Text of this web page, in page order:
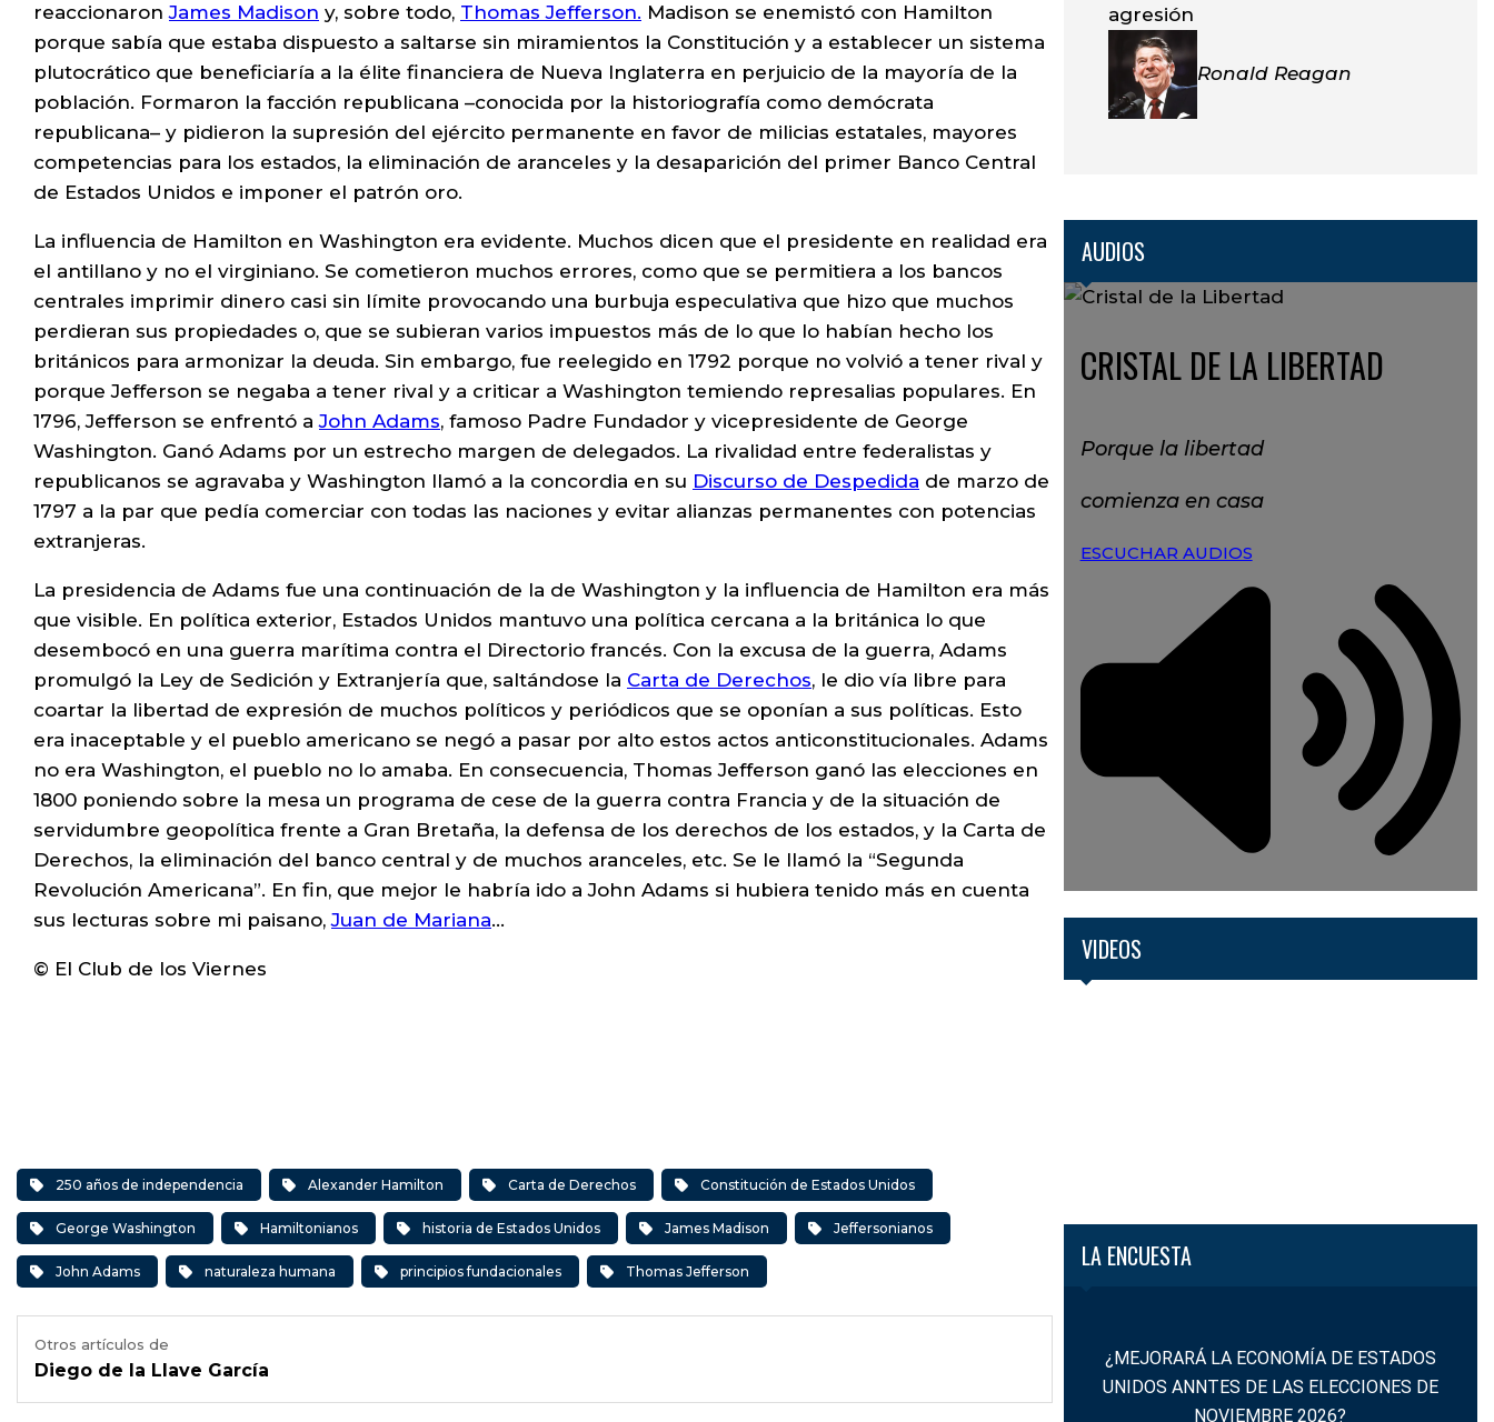
reaccionaronJames Madison y, sobre todo, Thomas Jefferson. Madison se enemistó con Hamilton
porque sabía que estaba dispuesto a saltarse sin miramientos la Constitución y a establecer un sistema
plutocrático que beneficiaría a la élite financiera de Nueva Inglaterra en perjuicio de la mayoría de la
población. Formaron la facción republicana –conocida por la historiografía como demócrata
republicana– y pidieron la supresión del ejército permanente en favor de milicias estatales, mayores
competencias para los estados, la eliminación de aranceles y la desaparición del primer Banco Central
de Estados Unidos e imponer el patrón oro.
La influencia de Hamilton en Washington era evidente. Muchos dicen que el presidente en realidad era
el antillano y no el virginiano. Se cometieron muchos errores, como que se permitiera a los bancos
centrales imprimir dinero casi sin límite provocando una burbuja especulativa que hizo que muchos
perdieran sus propiedades o, que se subieran varios impuestos más de lo que lo habían hecho los
británicos para armonizar la deuda. Sin embargo, fue reelegido en 1792 porque no volvió a tener rival y
porque Jefferson se negaba a tener rival y a criticar a Washington temiendo represalias populares. En
1796, Jefferson se enfrentó aJohn Adams, famoso Padre Fundador y vicepresidente de George
Washington. Ganó Adams por un estrecho margen de delegados. La rivalidad entre federalistas y
republicanos se agravaba y Washington llamó a la concordia en su Discurso de Despedida de marzo de
1797 a la par que pedía comerciar con todas las naciones y evitar alianzas permanentes con potencias
extranjeras.
La presidencia de Adams fue una continuación de la de Washington y la influencia de Hamilton era más
que visible. En política exterior, Estados Unidos mantuvo una política cercana a la británica lo que
desembocó en una guerra marítima contra el Directorio francés. Con la excusa de la guerra, Adams
promulgó la Ley de Sedición y Extranjería que, saltándose la Carta de Derechos, le dio vía libre para
coartar la libertad de expresión de muchos políticos y periódicos que se oponían a sus políticas. Esto
era inaceptable y el pueblo americano se negó a pasar por alto estos actos anticonstitucionales. Adams
no era Washington, el pueblo no lo amaba. En consecuencia, Thomas Jefferson ganó las elecciones en
1800 poniendo sobre la mesa un programa de cese de la guerra contra Francia y de la situación de
servidumbre geopolítica frente a Gran Bretaña, la defensa de los derechos de los estados, y la Carta de
Derechos, la eliminación del banco central y de muchos aranceles, etc. Se le llamó la “Segunda
Revolución Americana”. En fin, que mejor le habría ido a John Adams si hubiera tenido más en cuenta
sus lecturas sobre mi paisano,Juan de Mariana…
© El Club de los Viernes
250 años de independencia Alexander Hamilton Carta de Derechos Constitución de Estados Unidos
George Washington Hamiltonianos historia de Estados Unidos James Madison Jeffersonianos
John Adams naturaleza humana principios fundacionales Thomas Jefferson
Otros artículos de
Diego de la Llave García
agresión
Ronald Reagan
AUDIOS
CRISTAL DE LA LIBERTAD
Porque la libertad
comienza en casa
ESCUCHAR AUDIOS
VIDEOS
LA ENCUESTA
¿MEJORARÁ LA ECONOMÍA DE ESTADOS
UNIDOS ANNTES DE LAS ELECCIONES DE
NOVIEMBRE 2026?